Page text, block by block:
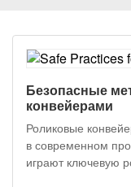
Безопасные
конвейерами
Роликовые
в современном
играют ключевую